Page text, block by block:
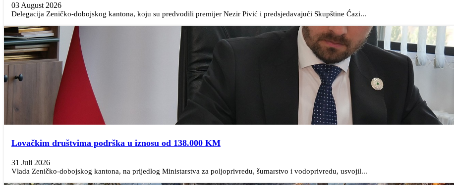
03 August 2026
Delegacija Zeničko-dobojskog kantona, koju su predvodili premijer Nezir Pivić i predsjedavajući Skupštine Ćazi...
Lovačkim društvima podrška u iznosu od 138.000 KM
31 Juli 2026
Vlada Zeničko-dobojskog kantona, na prijedlog Ministarstva za poljoprivredu, šumarstvo i vodoprivredu, usvojil...